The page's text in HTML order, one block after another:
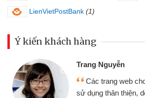
LienVietPostBank (1)
Ý kiến khách hàng
Trang Nguyễn
Các trang web
sử dụng thân thiện,